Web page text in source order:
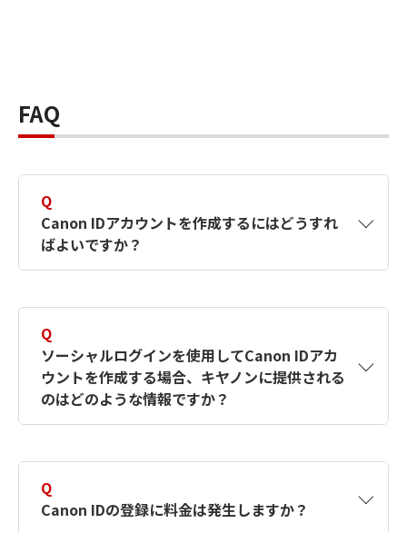
FAQ
Q
Canon IDアカウントを作成するにはどうすれ
ばよいですか？
す。詳しい作成方法は【カメラ】Canon IDとは
何ですか？Canon IDの作成方法は？をご確認く
ださい。
Q
ソーシャルログインを使用してCanon IDアカ
ウントを作成する場合、キヤノンに提供される
のはどのような情報ですか？
択したサービスから取得します。アカウントを
簡単に作成できるように、この情報を使用して
Q
Canon IDの登録に料金は発生しますか？